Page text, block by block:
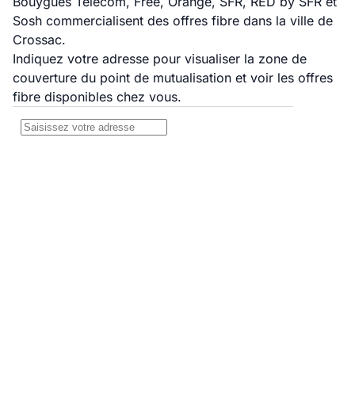
Sosh commercialisent des offres fibre dans la ville de
Crossac.
Indiquez votre adresse pour visualiser la zone de
couverture du point de mutualisation et voir les offres
fibre disponibles chez vous.